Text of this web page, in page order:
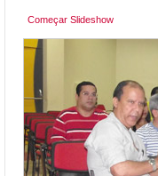
Começar Slideshow